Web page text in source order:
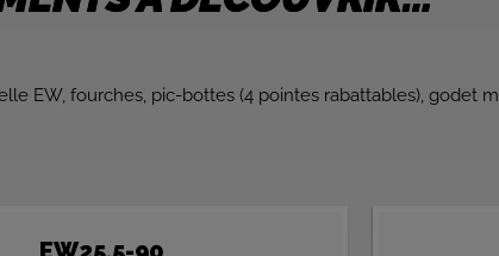
EW, fourches, pic-bottes (4 pointes rabattables), godet